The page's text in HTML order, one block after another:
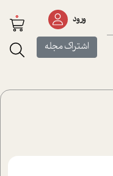
ورود
اشتراک مجله
0